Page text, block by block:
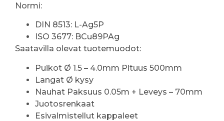
Normi:
DIN 8513: L-Ag5P
ISO 3677: BCu89PAg
Saatavilla olevat tuotemuodot:
Puikot Ø 1.5 – 4.0mm Pituus 500mm
Langat Ø kysy
Nauhat Paksuus 0.05m + Leveys – 70mm
Juotosrenkaat
Esivalmistellut kappaleet